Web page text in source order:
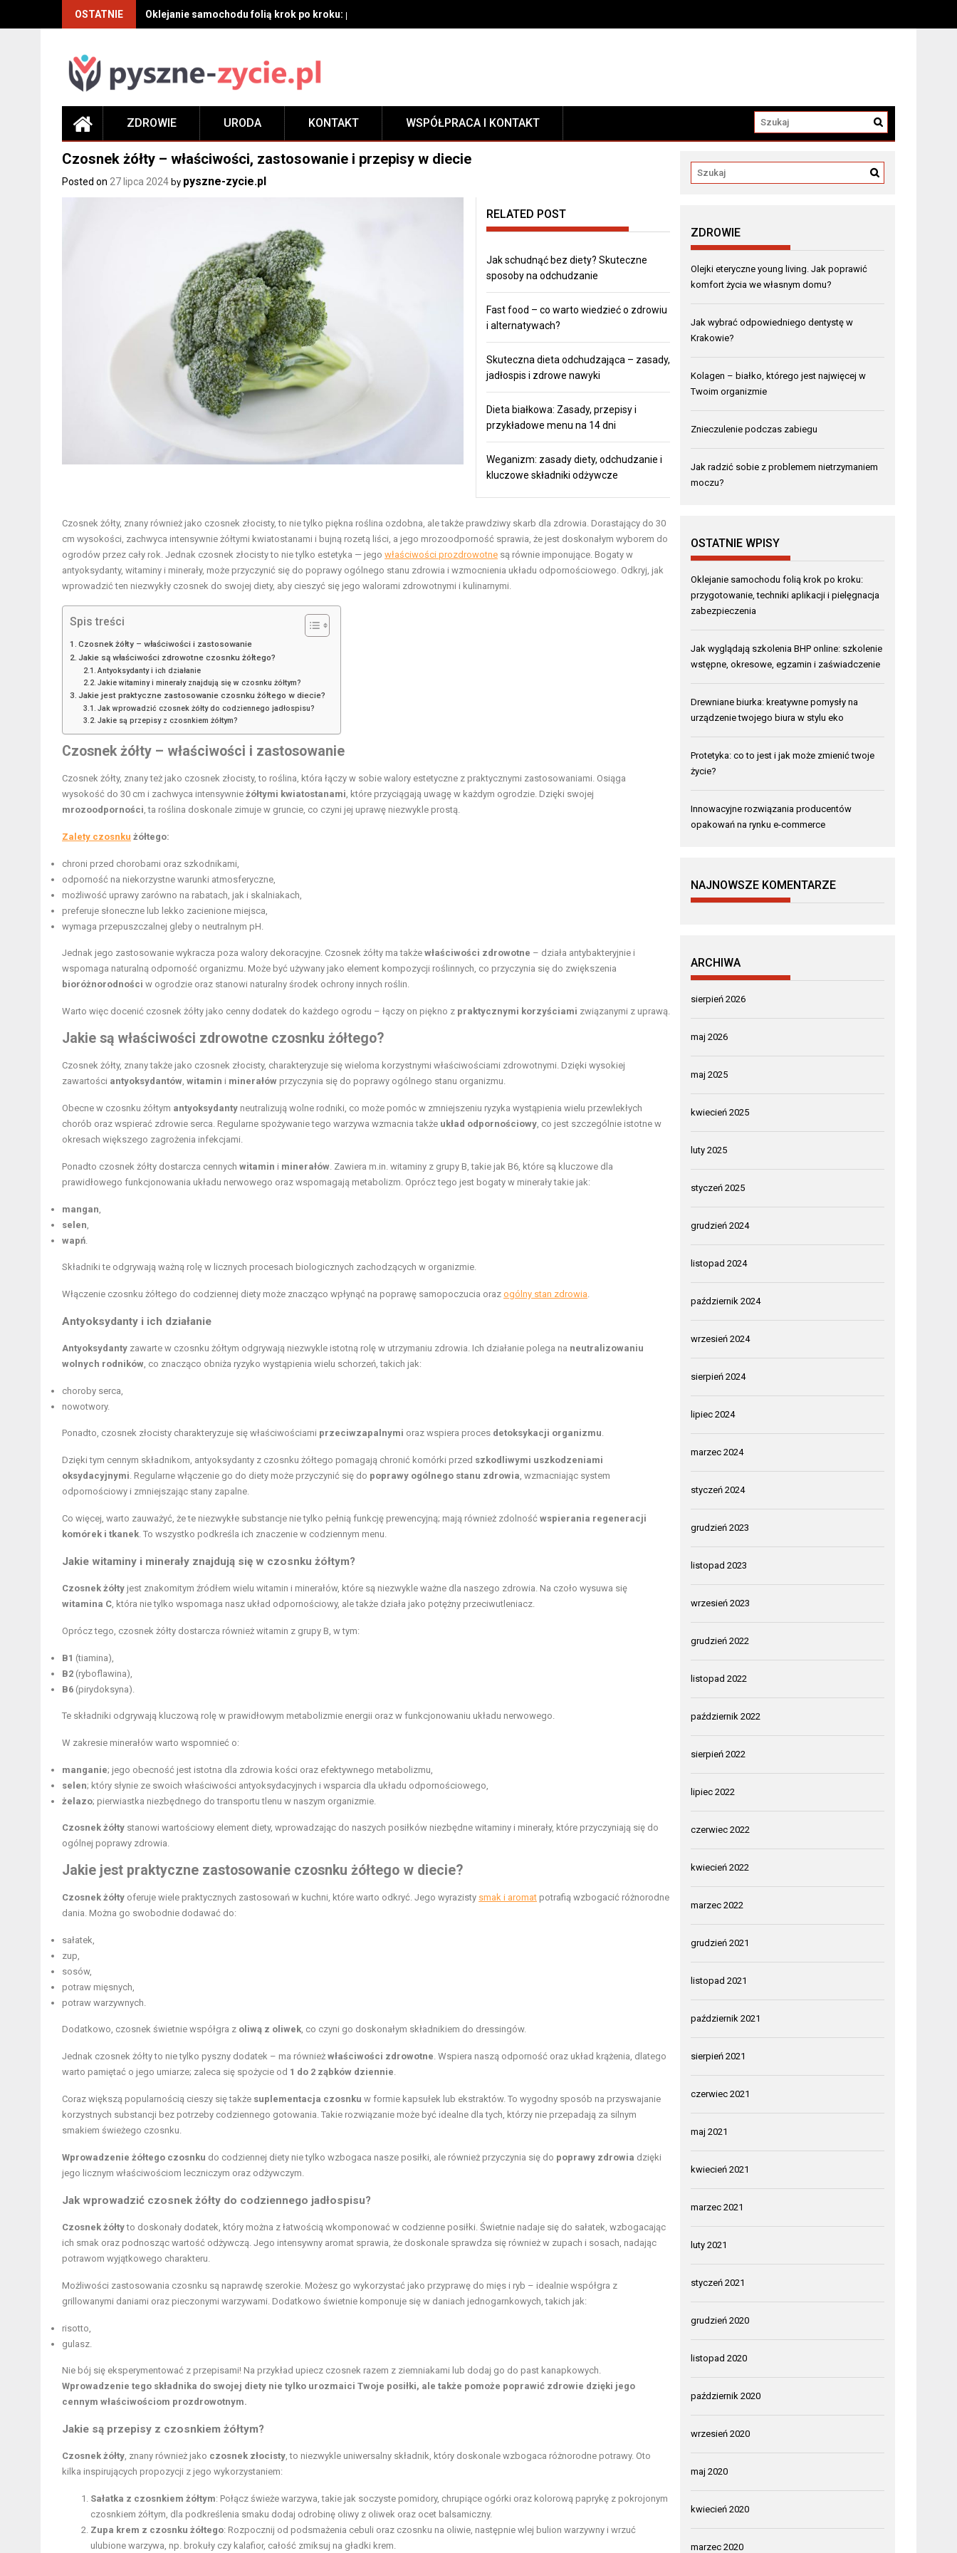
OSTATNIE Oklejanie samochodu folią krok po kroku: przygotowanie, techniki aplikacji i pielęgnacja zabezpieczenia
ZDROWIE URODA KONTAKT WSPÓŁPRACA I KONTAKT
Czosnek żółty – właściwości, zastosowanie i przepisy w diecie
Posted on 27 lipca 2024 by pyszne-zycie.pl
RELATED POST
Jak schudnąć bez diety? Skuteczne
sposoby na odchudzanie
Fast food – co warto wiedzieć o zdrowiu
i alternatywach?
Skuteczna dieta odchudzająca – zasady,
jadłospis i zdrowe nawyki
Dieta białkowa: Zasady, przepisy i
przykładowe menu na 14 dni
Weganizm: zasady diety, odchudzanie i
kluczowe składniki odżywcze
Czosnek żółty, znany również jako czosnek złocisty, to nie tylko piękna roślina ozdobna, ale także prawdziwy skarb dla zdrowia. Dorastający do 30
cm wysokości, zachwyca intensywnie żółtymi kwiatostanami i bujną rozetą liści, a jego mrozoodporność sprawia, że jest doskonałym wyborem do
ogrodów przez cały rok. Jednak czosnek złocisty to nie tylko estetyka — jego właściwości prozdrowotne są równie imponujące. Bogaty w
antyoksydanty, witaminy i minerały, może przyczynić się do poprawy ogólnego stanu zdrowia i wzmocnienia układu odpornościowego. Odkryj, jak
wprowadzić ten niezwykły czosnek do swojej diety, aby cieszyć się jego walorami zdrowotnymi i kulinarnymi.
Spis treści
Czosnek żółty – właściwości i zastosowanie
Jakie są właściwości zdrowotne czosnku żółtego?
Antyoksydanty i ich działanie
Jakie witaminy i minerały znajdują się w czosnku żółtym?
Jakie jest praktyczne zastosowanie czosnku żółtego w diecie?
Jak wprowadzić czosnek żółty do codziennego jadłospisu?
Jakie są przepisy z czosnkiem żółtym?
Czosnek żółty – właściwości i zastosowanie
Czosnek żółty, znany też jako czosnek złocisty, to roślina, która łączy w sobie walory estetyczne z praktycznymi zastosowaniami. Osiąga
wysokość do 30 cm i zachwyca intensywnie żółtymi kwiatostanami , które przyciągają uwagę w każdym ogrodzie. Dzięki swojej
mrozoodporności , ta roślina doskonale zimuje w gruncie, co czyni jej uprawę niezwykle prostą.
Zalety czosnku żółtego:
chroni przed chorobami oraz szkodnikami,
odporność na niekorzystne warunki atmosferyczne,
możliwość uprawy zarówno na rabatach, jak i skalniakach,
preferuje słoneczne lub lekko zacienione miejsca,
wymaga przepuszczalnej gleby o neutralnym pH.
Jednak jego zastosowanie wykracza poza walory dekoracyjne. Czosnek żółty ma także właściwości zdrowotne – działa antybakteryjnie i
wspomaga naturalną odporność organizmu. Może być używany jako element kompozycji roślinnych, co przyczynia się do zwiększenia
bioróżnorodności w ogrodzie oraz stanowi naturalny środek ochrony innych roślin.
Warto więc docenić czosnek żółty jako cenny dodatek do każdego ogrodu – łączy on piękno z praktycznymi korzyściami związanymi z uprawą.
Jakie są właściwości zdrowotne czosnku żółtego?
Czosnek żółty, znany także jako czosnek złocisty, charakteryzuje się wieloma korzystnymi właściwościami zdrowotnymi. Dzięki wysokiej
zawartości antyoksydantów witamin i minerałów przyczynia się do poprawy ogólnego stanu organizmu.
Obecne w czosnku żółtym antyoksydanty neutralizują wolne rodniki, co może pomóc w zmniejszeniu ryzyka wystąpienia wielu przewlekłych
chorób oraz wspierać zdrowie serca. Regularne spożywanie tego warzywa wzmacnia także układ odpornościowy , co jest szczególnie istotne w
okresach większego zagrożenia infekcjami.
Ponadto czosnek żółty dostarcza cennych witamin i minerałów . Zawiera m.in. witaminy z grupy B, takie jak B6, które są kluczowe dla
prawidłowego funkcjonowania układu nerwowego oraz wspomagają metabolizm. Oprócz tego jest bogaty w minerały takie jak:
mangan
selen
wapń
Składniki te odgrywają ważną rolę w licznych procesach biologicznych zachodzących w organizmie.
Włączenie czosnku żółtego do codziennej diety może znacząco wpłynąć na poprawę samopoczucia oraz ogólny stan zdrowia
Antyoksydanty i ich działanie
Antyoksydanty zawarte w czosnku żółtym odgrywają niezwykle istotną rolę w utrzymaniu zdrowia. Ich działanie polega na neutralizowaniu
wolnych rodników , co znacząco obniża ryzyko wystąpienia wielu schorzeń, takich jak:
choroby serca,
nowotwory.
Ponadto, czosnek złocisty charakteryzuje się właściwościami przeciwzapalnymi oraz wspiera proces detoksykacji organizmu
Dzięki tym cennym składnikom, antyoksydanty z czosnku żółtego pomagają chronić komórki przed szkodliwymi uszkodzeniami
oksydacyjnymi . Regularne włączenie go do diety może przyczynić się do poprawy ogólnego stanu zdrowia , wzmacniając system
odpornościowy i zmniejszając stany zapalne.
Co więcej, warto zauważyć, że te niezwykłe substancje nie tylko pełnią funkcję prewencyjną; mają również zdolność wspierania regeneracji
komórek i tkanek . To wszystko podkreśla ich znaczenie w codziennym menu.
Jakie witaminy i minerały znajdują się w czosnku żółtym?
Czosnek żółty jest znakomitym źródłem wielu witamin i minerałów, które są niezwykle ważne dla naszego zdrowia. Na czoło wysuwa się
witamina C , która nie tylko wspomaga nasz układ odpornościowy, ale także działa jako potężny przeciwutleniacz.
Oprócz tego, czosnek żółty dostarcza również witamin z grupy B, w tym:
B1 (tiamina),
B2 (ryboflawina),
B6 (pirydoksyna).
Te składniki odgrywają kluczową rolę w prawidłowym metabolizmie energii oraz w funkcjonowaniu układu nerwowego.
W zakresie minerałów warto wspomnieć o:
manganie; jego obecność jest istotna dla zdrowia kości oraz efektywnego metabolizmu,
selen; który słynie ze swoich właściwości antyoksydacyjnych i wsparcia dla układu odpornościowego,
żelazo; pierwiastka niezbędnego do transportu tlenu w naszym organizmie.
Czosnek żółty stanowi wartościowy element diety, wprowadzając do naszych posiłków niezbędne witaminy i minerały, które przyczyniają się do
ogólnej poprawy zdrowia.
Jakie jest praktyczne zastosowanie czosnku żółtego w diecie?
Czosnek żółty oferuje wiele praktycznych zastosowań w kuchni, które warto odkryć. Jego wyrazisty smak i aromat potrafią wzbogacić różnorodne
dania. Można go swobodnie dodawać do:
sałatek,
zup,
sosów,
potraw mięsnych,
potraw warzywnych.
Dodatkowo, czosnek świetnie współgra z oliwą z oliwek , co czyni go doskonałym składnikiem do dressingów.
Jednak czosnek żółty to nie tylko pyszny dodatek – ma również właściwości zdrowotne . Wspiera naszą odporność oraz układ krążenia, dlatego
warto pamiętać o jego umiarze; zaleca się spożycie od 1 do 2 ząbków dziennie
Coraz większą popularnością cieszy się także suplementacja czosnku w formie kapsułek lub ekstraktów. To wygodny sposób na przyswajanie
korzystnych substancji bez potrzeby codziennego gotowania. Takie rozwiązanie może być idealne dla tych, którzy nie przepadają za silnym
smakiem świeżego czosnku.
Wprowadzenie żółtego czosnku do codziennej diety nie tylko wzbogaca nasze posiłki, ale również przyczynia się do poprawy zdrowia dzięki
jego licznym właściwościom leczniczym oraz odżywczym.
Jak wprowadzić czosnek żółty do codziennego jadłospisu?
Czosnek żółtyto doskonały dodatek, który można z łatwością wkomponować w codzienne posiłki. Świetnie nadaje się do sałatek, wzbogacając
ich smak oraz podnosząc wartość odżywczą. Jego intensywny aromat sprawia, że doskonale sprawdza się również w zupach i sosach, nadając
potrawom wyjątkowego charakteru.
Możliwości zastosowania czosnku są naprawdę szerokie. Możesz go wykorzystać jako przyprawę do mięs i ryb – idealnie współgra z
grillowanymi daniami oraz pieczonymi warzywami. Dodatkowo świetnie komponuje się w daniach jednogarnkowych, takich jak:
risotto,
gulasz.
Nie bój się eksperymentować z przepisami! Na przykład upiecz czosnek razem z ziemniakami lub dodaj go do past kanapkowych.
Wprowadzenie tego składnika do swojej diety nie tylko urozmaici Twoje posiłki, ale także pomoże poprawić zdrowie dzięki jego
cennym właściwościom prozdrowotnym.
Jakie są przepisy z czosnkiem żółtym?
Czosnek żółty , znany również jako czosnek złocisty , to niezwykle uniwersalny składnik, który doskonale wzbogaca różnorodne potrawy. Oto
kilka inspirujących propozycji z jego wykorzystaniem:
Sałatka z czosnkiem żółtym: Połącz świeże warzywa, takie jak soczyste pomidory, chrupiące ogórki oraz kolorową paprykę z pokrojonym
czosnkiem żółtym, dla podkreślenia smaku dodaj odrobinę oliwy z oliwek oraz ocet balsamiczny.
Zupa krem z czosnku żółtego: Rozpocznij od podsmażenia cebuli oraz czosnku na oliwie, następnie wlej bulion warzywny i wrzuć
ulubione warzywa, np. brokuły czy kalafior, całość zmiksuj na gładki krem.
ZDROWIE
Olejki eteryczne young living. Jak poprawić
komfort życia we własnym domu?
Jak wybrać odpowiedniego dentystę w
Krakowie?
Kolagen – białko, którego jest najwięcej w
Twoim organizmie
Znieczulenie podczas zabiegu
Jak radzić sobie z problemem nietrzymaniem
moczu?
OSTATNIE WPISY
Oklejanie samochodu folią krok po kroku:
przygotowanie, techniki aplikacji i pielęgnacja
zabezpieczenia
Jak wyglądają szkolenia BHP online: szkolenie
wstępne, okresowe, egzamin i zaświadczenie
Drewniane biurka: kreatywne pomysły na
urządzenie twojego biura w stylu eko
Protetyka: co to jest i jak może zmienić twoje
życie?
Innowacyjne rozwiązania producentów
opakowań na rynku e-commerce
NAJNOWSZE KOMENTARZE
ARCHIWA
sierpień 2026
maj 2026
maj 2025
kwiecień 2025
luty 2025
styczeń 2025
grudzień 2024
listopad 2024
październik 2024
wrzesień 2024
sierpień 2024
lipiec 2024
marzec 2024
styczeń 2024
grudzień 2023
listopad 2023
wrzesień 2023
grudzień 2022
listopad 2022
październik 2022
sierpień 2022
lipiec 2022
czerwiec 2022
kwiecień 2022
marzec 2022
grudzień 2021
listopad 2021
październik 2021
sierpień 2021
czerwiec 2021
maj 2021
kwiecień 2021
marzec 2021
luty 2021
styczeń 2021
grudzień 2020
listopad 2020
październik 2020
wrzesień 2020
maj 2020
kwiecień 2020
marzec 2020